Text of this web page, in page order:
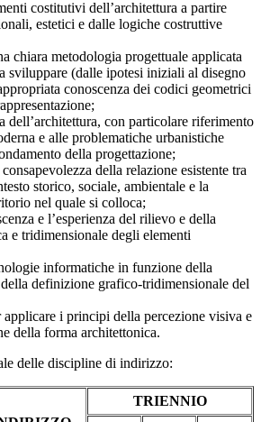
costitutivi dell’architettura a partire
estetici e dalle logiche costruttive
chiara metodologia progettuale applicata
sviluppare (dalle ipotesi iniziali al disegno
conoscenza dei codici geometrici
dell’architettura, con particolare riferimento
e alle problematiche urbanistiche
della progettazione;
della relazione esistente tra
storico, sociale, ambientale e la
nel quale si colloca;
e l’esperienza del rilievo e della
e tridimensionale degli elementi
informatiche in funzione della
definizione grafico-tridimensionale del
applicare i principi della percezione visiva e
della forma architettonica.
delle discipline di indirizzo:
TRIENNIO